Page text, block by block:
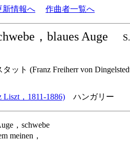
新情報へ 作曲者一覧へ
，blaues Auge
ット (Franz Freiherr von
Liszt，1811-1886) ハンガリー
，schwebe
meinen，